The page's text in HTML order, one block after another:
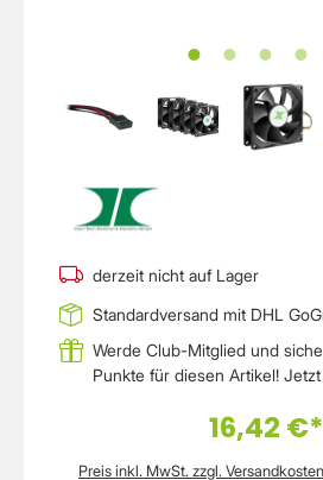
derzeit nicht auf Lager
Standardversand mit DHL
Werde Club-Mitglied und
Punkte für diesen Artikel!
16,42 €*
Preis inkl. MwSt. zzgl. Versandkosten